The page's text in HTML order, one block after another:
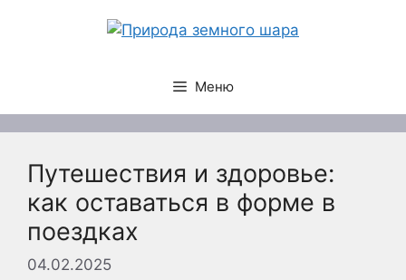
Меню
Путешествия и здоровье:
как оставаться в форме в
поездках
04.02.2025